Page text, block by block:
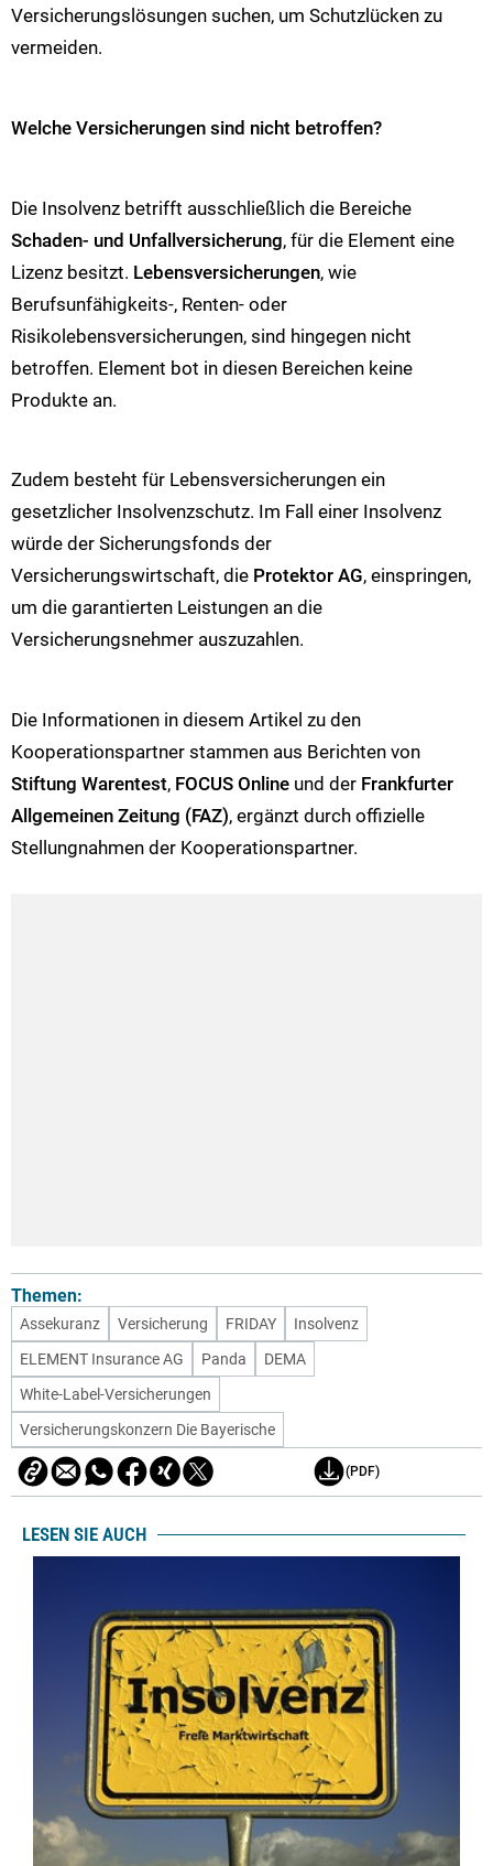
Versicherungslösungen suchen, um Schutzlücken zu
vermeiden.
Welche Versicherungen sind nicht betroffen?
Die Insolvenz betrifft ausschließlich die Bereiche
Schaden- und Unfallversicherung, für die Element eine
Lizenz besitzt. Lebensversicherungen, wie
Berufsunfähigkeits-, Renten- oder
Risikolebensversicherungen, sind hingegen nicht
betroffen. Element bot in diesen Bereichen keine
Produkte an.
Zudem besteht für Lebensversicherungen ein
gesetzlicher Insolvenzschutz. Im Fall einer Insolvenz
würde der Sicherungsfonds der
Versicherungswirtschaft, die Protektor AG, einspringen,
um die garantierten Leistungen an die
Versicherungsnehmer auszuzahlen.
Die Informationen in diesem Artikel zu den
Kooperationspartner stammen aus Berichten von
Stiftung Warentest, FOCUS Online und der Frankfurter
Allgemeinen Zeitung (FAZ), ergänzt durch offizielle
Stellungnahmen der Kooperationspartner.
Themen:
Assekuranz Versicherung FRIDAY
Insolvenz
ELEMENT Insurance AG
Panda
DEMA
White-Label-Versicherungen
Versicherungskonzern Die Bayerische
(PDF)
LESEN SIE AUCH